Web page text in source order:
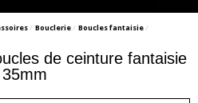
Bouclerie Boucles fantaisie
de ceinture fantaisie